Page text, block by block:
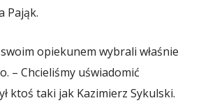
Pająk.
opiekunem wybrali właśnie
– Chcieliśmy uświadomić
ktoś taki jak Kazimierz Sykulski.